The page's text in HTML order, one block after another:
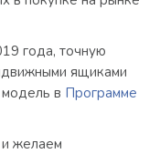
года, точную
ящиками
в Программе
и желаем